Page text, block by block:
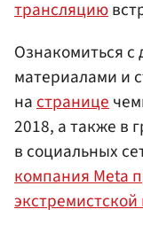
трансляцию
Ознакомиться с
материалами и
на странице
2018, а также в
в социальных
компания Meta